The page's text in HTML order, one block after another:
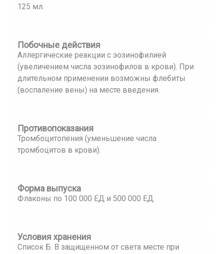
125 мл.
Побочные действия
Аллергические реакции с эозинофилией
(увеличением числа эозинофилов в крови). При
длительном применении возможны флебиты
(воспаление вены) на месте введения.
Противопоказания
Тромбоцитопения (уменьшение числа
тромбоцитов в крови).
Форма выпуска
Флаконы по 100 000 ЕД и 500 000 ЕД.
Условия хранения
Список Б. В защищенном от света месте при